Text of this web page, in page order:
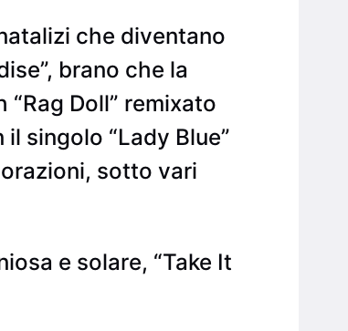
che diventano
brano che la
Doll” remixato
singolo “Lady Blue”
sotto vari
e solare, “Take It